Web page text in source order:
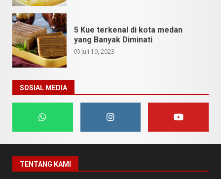
5 Kue terkenal di kota medan
yang Banyak Diminati
Juli 19, 2023
SOSIAL MEDIA
TENTANG KAMI